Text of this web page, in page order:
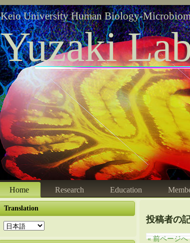
Keio University Human Biology-
Yuzaki
Home Research Education
Translation
投稿者の
« 前ページへ